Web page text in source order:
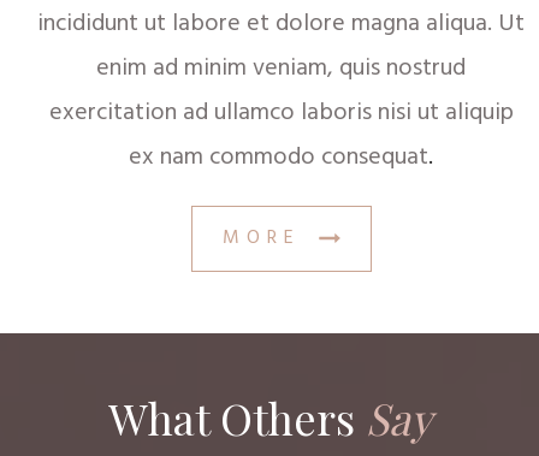
incididunt ut labore et dolore magna aliqua. Ut
enim ad minim veniam, quis nostrud
exercitation ad ullamco laboris nisi ut aliquip
ex nam commodo consequat.
MORE
What Others Say